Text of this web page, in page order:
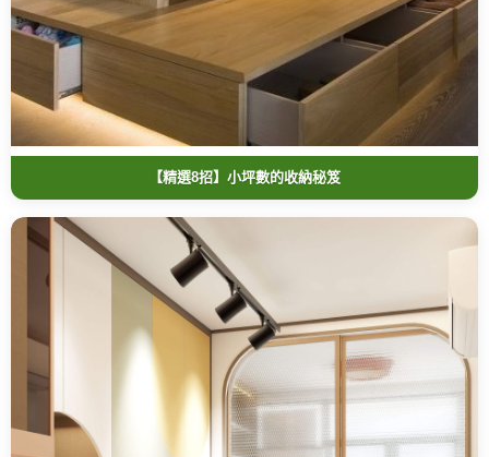
【精選8招】小坪數的收納秘笈